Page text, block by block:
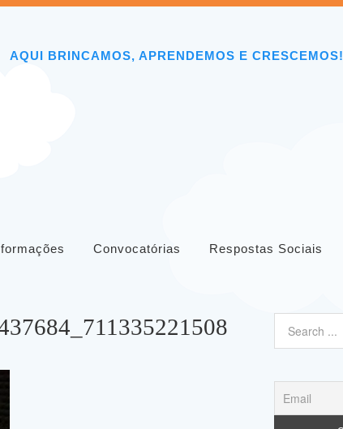
AQUI BRINCAMOS, APRENDEMOS E CRESCEMOS!
Convocatórias Respostas Sociais